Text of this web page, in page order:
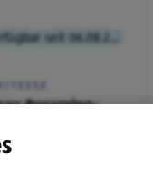
Boxspring-